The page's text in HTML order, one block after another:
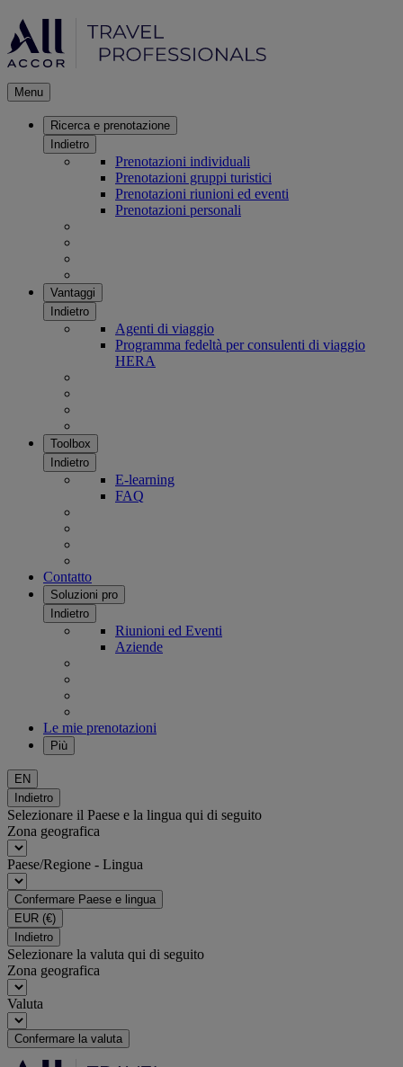
Menu
Ricerca e prenotazione
Indietro
Prenotazioni individuali
Prenotazioni gruppi turistici
Prenotazioni riunioni ed eventi
Prenotazioni personali
Vantaggi
Indietro
Agenti di viaggio
Programma fedeltà per consulenti di viaggio
HERA
Toolbox
Indietro
E-learning
FAQ
Contatto
Soluzioni pro
Indietro
Riunioni ed Eventi
Aziende
Le mie prenotazioni
Più
EN
Indietro
Selezionare il Paese e la lingua qui di seguito
Zona geografica
Paese/Regione - Lingua
Confermare Paese e lingua
EUR (€)
Indietro
Selezionare la valuta qui di seguito
Zona geografica
Valuta
Confermare la valuta